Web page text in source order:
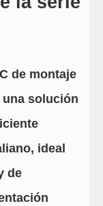
de montaje
una solución
ideal
de